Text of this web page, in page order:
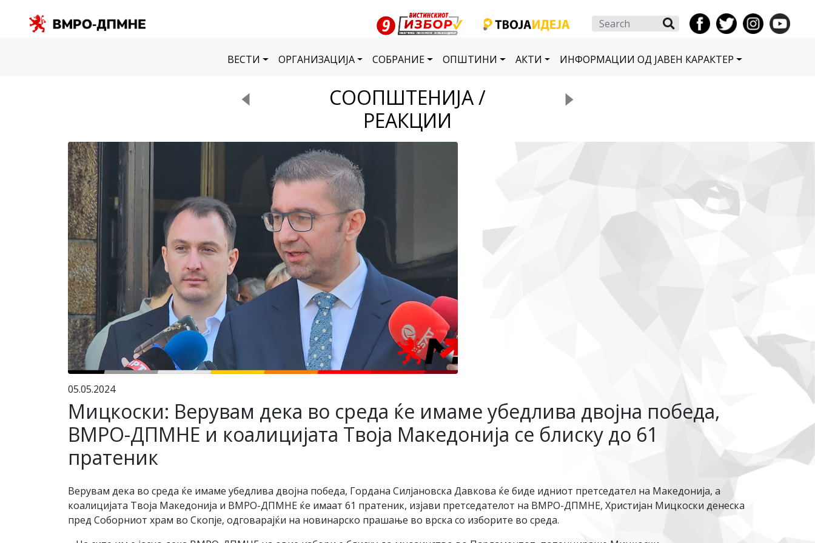
Search
ВЕСТИ ОРГАНИЗАЦИЈА СОБРАНИЕ ОПШТИНИ АКТИ ИНФОРМАЦИИ ОД ЈАВЕН КАРАКТЕР
СООПШТЕНИЈА /
РЕАКЦИИ
05.05.2024
Мицкоски: Верувам дека во среда ќе имаме убедлива двојна победа,
ВМРО-ДПМНЕ и коалицијата Твоја Македонија се блиску до 61
пратеник
Верувам дека во среда ќе имаме убедлива двојна победа, Гордана Силјановска Давкова ќе биде идниот претседател на Македонија, а
коалицијата Твоја Македонија и ВМРО-ДПМНЕ ќе имаат 61 пратеник, изјави претседателот на ВМРО-ДПМНЕ, Христијан Мицкоски денеска
пред Соборниот храм во Скопје, одговарајќи на новинарско прашање во врска со изборите во среда.